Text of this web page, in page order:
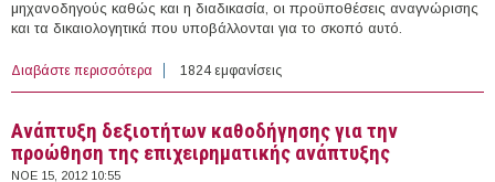
μηχανοδηγούς καθώς και η διαδικασία, οι προϋποθέσεις αναγνώρισης
και τα δικαιολογητικά που υποβάλλονται για το σκοπό αυτό.
Διαβάστε περισσότερα για Αναγνώριση εκπαιδευτικών κέντρων μηχανοδηγών
και υποψηφίων μηχανοδηγών
1824 εμφανίσεις
Aνάπτυξη δεξιοτήτων καθοδήγησης για την
προώθηση της επιχειρηματικής ανάπτυξης
ΝΟΕ 15, 2012 10:55